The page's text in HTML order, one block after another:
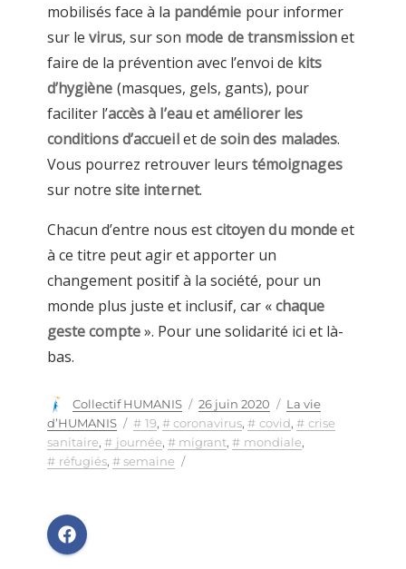
mobilisés face à la pandémie pour informer
sur le virus, sur son mode de transmissionet
faire de la prévention avec l’envoi de kits
d’hygiène (masques, gels, gants), pour
faciliter l’accès à l’eauetaméliorer les
conditions d’accueilet de soin des malades.
Vous pourrez retrouver leurs témoignages
sur notre site internet.
Chacun d’entre nous estcitoyen du mondeet
à ce titre peut agir et apporter un
changement positif à la société, pour un
monde plus juste et inclusif, car «chaque
geste compte». Pour une solidarité ici et là-
bas.
Auteur
Collectif HUMANIS
Publié
le
26 juin 2020 Catégories
La vie
d’HUMANIS
Étiquettes
19, coronavirus, covid,
crise
sanitaire, journée, migrant, mondiale,
réfugiés, semaine